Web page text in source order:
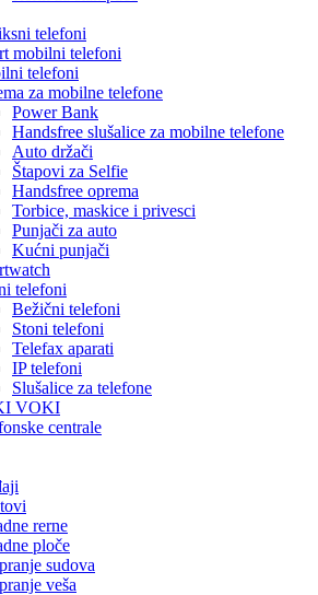
telefoni
mobilni telefoni
telefoni
za mobilne telefone
Power Bank
Handsfree slušalice za mobilne telefone
Auto držači
Štapovi za Selfie
Handsfree oprema
Torbice, maskice i privesci
Punjači za auto
Kućni punjači
telefoni
Bežični telefoni
Stoni telefoni
Telefax aparati
IP telefoni
Slušalice za telefone
VOKI
centrale
rerne
ploče
sudova
veša